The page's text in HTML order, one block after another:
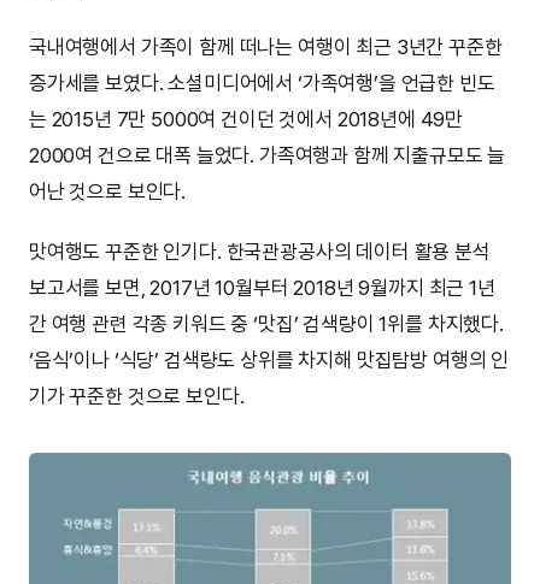
국내여행에서 가족이 함께 떠나는 여행이 최근 3년간 꾸준한
증가세를 보였다. 소셜미디어에서 ‘가족여행’을 언급한 빈도
는 2015년 7만 5000여 건이던 것에서 2018년에 49만
2000여 건으로 대폭 늘었다. 가족여행과 함께 지출규모도 늘
어난 것으로 보인다.
맛여행도 꾸준한 인기다. 한국관광공사의 데이터 활용 분석
보고서를 보면, 2017년 10월부터 2018년 9월까지 최근 1년
간 여행 관련 각종 키워드 중 ‘맛집’ 검색량이 1위를 차지했다.
‘음식’이나 ‘식당’ 검색량도 상위를 차지해 맛집탐방 여행의 인
기가 꾸준한 것으로 보인다.